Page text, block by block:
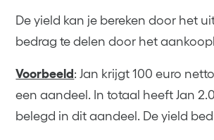
De yield kan je bereken door het
bedrag te delen door het
Voorbeeld : Jan krijgt 100 euro
een aandeel. In totaal heeft Jan
belegd in dit aandeel. De yield